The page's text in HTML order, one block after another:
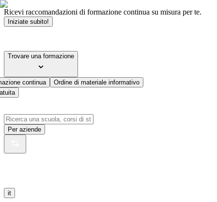
Ricevi raccomandazioni di formazione continua su misura per te.
Iniziate subito!
Trovare una formazione
continua
Ordine di materiale informativo
Per aziende
it